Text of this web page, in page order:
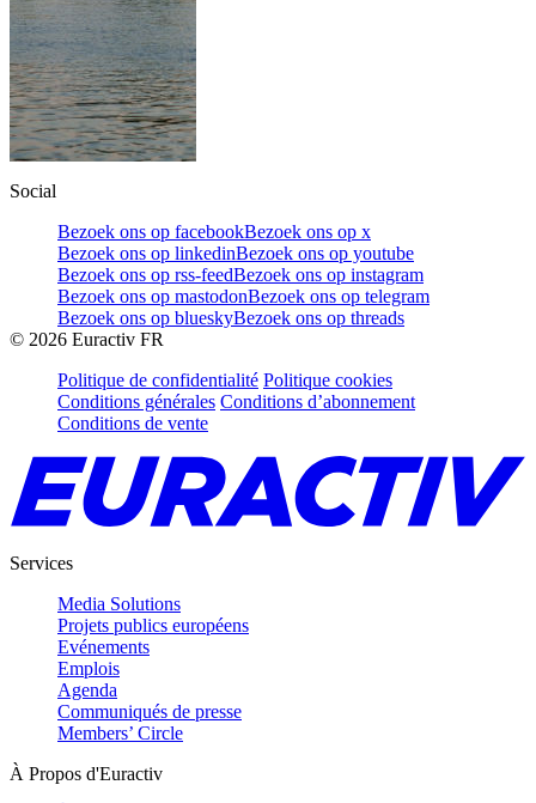
Social
Bezoek ons op facebookBezoek ons op x
Bezoek ons op linkedinBezoek ons op youtube
Bezoek ons op rss-feedBezoek ons op instagram
Bezoek ons op mastodonBezoek ons op telegram
Bezoek ons op blueskyBezoek ons op threads
© 2026 Euractiv FR
Politique de confidentialité Politique cookies
Conditions générales Conditions d’abonnement
Conditions de vente
Services
Media Solutions
Projets publics européens
Evénements
Emplois
Agenda
Communiqués de presse
Members’ Circle
À Propos d'Euractiv